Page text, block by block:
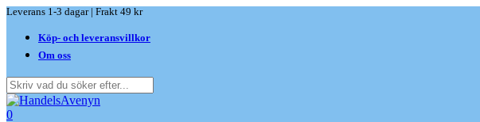
Skip
main
content
Leverans 1-3 dagar | Frakt 49 kr
Köp- och leveransvillkor
Om oss
Close
Search
search
0